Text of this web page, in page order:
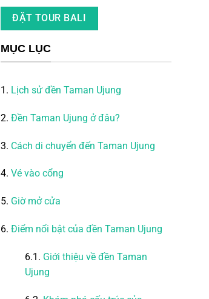
ĐẶT TOUR BALI
MỤC LỤC
1. Lịch sử đền Taman Ujung
2. Đền Taman Ujung ở đâu?
3. Cách di chuyển đến Taman Ujung
4. Vé vào cổng
5. Giờ mở cửa
6. Điểm nổi bật của đền Taman Ujung
6.1. Giới thiệu về đền Taman
Ujung